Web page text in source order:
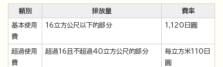
類別 排放量 費率
基本使用
費
16立方公尺以下的部分 1,120日圓
超過使用
費
超過16且不超過40立方公尺的部分
每立方米110日
圓